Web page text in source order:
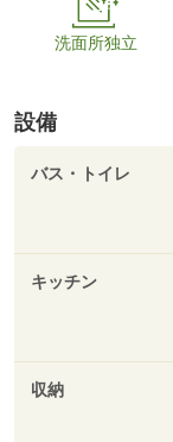
洗面所独立
設備
バス・トイレ
キッチン
収納